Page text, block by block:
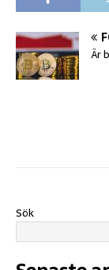
Är
Sök